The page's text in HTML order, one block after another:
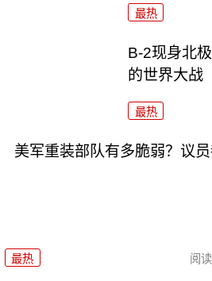
最热
B-2现身北
的世界大战
最热
美军重装部队有多脆弱？议
最热 阅读